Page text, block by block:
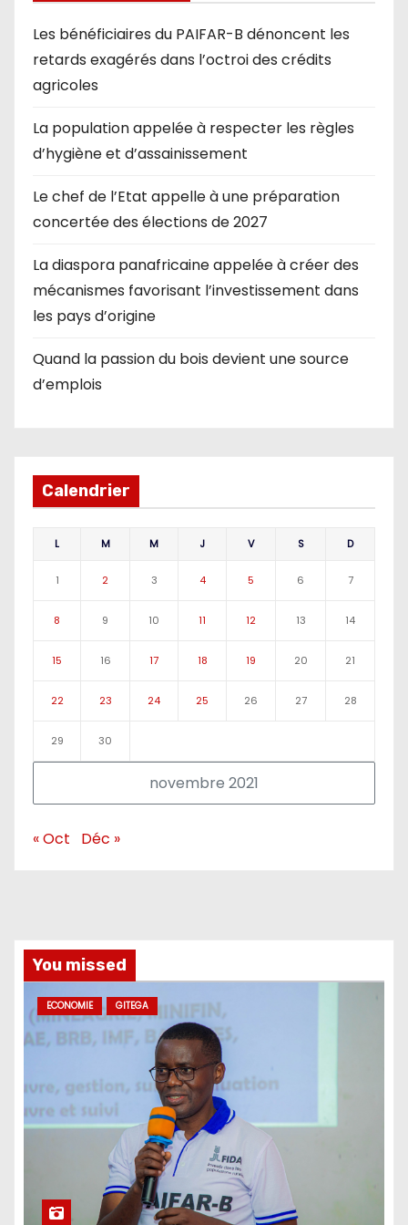
Les bénéficiaires du PAIFAR-B dénoncent les
retards exagérés dans l’octroi des crédits
agricoles
La population appelée à respecter les règles
d’hygiène et d’assainissement
Le chef de l’Etat appelle à une préparation
concertée des élections de 2027
La diaspora panafricaine appelée à créer des
mécanismes favorisant l’investissement dans
les pays d’origine
Quand la passion du bois devient une source
d’emplois
Calendrier
novembre 2021
L M M J V S D
1 2 3 4 5 6 7
8 9 10 11 12 13 14
15 16 17 18 19 20 21
22 23 24 25 26 27 28
29 30
« Oct Déc »
You missed
ECONOMIE GITEGA